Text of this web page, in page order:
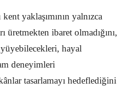
yaklaşımının yalnızca
üretmekten ibaret olmadığını,
hayal
deneyimleri
tasarlamayı hedeflediğini